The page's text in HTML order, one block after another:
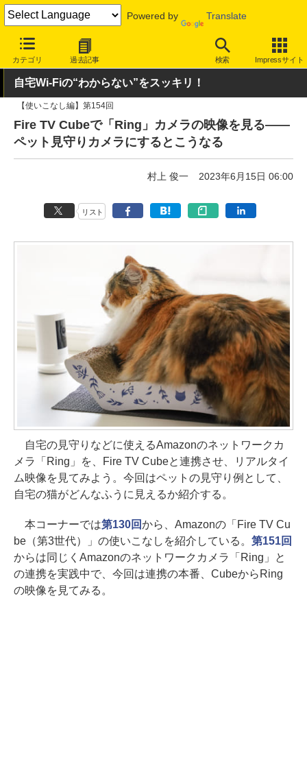
Powered by Translate
カテゴリ 過去記事 検索 Impressサイト
INTERNET Watch ハードウェア その他
自宅Wi-Fiの“わからない”をスッキリ！
【使いこなし編】第154回
Fire TV Cubeで「Ring」カメラの映像を見る――
ペット見守りカメラにするとこうなる
村上 俊一 2023年6月15日 06:00
リスト
自宅の見守りなどに使えるAmazonのネットワークカ
メラ「Ring」を、Fire TV Cubeと連携させ、リアルタイ
ム映像を見てみよう。今回はペットの見守り例として、
自宅の猫がどんなふうに見えるか紹介する。
本コーナーでは第130回から、Amazonの「Fire TV Cu
be（第3世代）」の使いこなしを紹介している。 第151回
からは同じくAmazonのネットワークカメラ「Ring」と
の連携を実践中で、今回は連携の本番、CubeからRing
の映像を見てみる。